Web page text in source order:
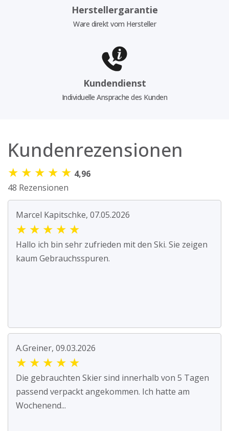
Herstellergarantie
Ware direkt vom Hersteller
Kundendienst
Individuelle Ansprache des Kunden
Kundenrezensionen
★ ★ ★ ★ ★ 4,96
48 Rezensionen
Marcel Kapitschke, 07.05.2026
★ ★ ★ ★ ★
Hallo ich bin sehr zufrieden mit den Ski. Sie zeigen
kaum Gebrauchsspuren.
A.Greiner, 09.03.2026
★ ★ ★ ★ ★
Die gebrauchten Skier sind innerhalb von 5 Tagen
passend verpackt angekommen. Ich hatte am
Wochenend...